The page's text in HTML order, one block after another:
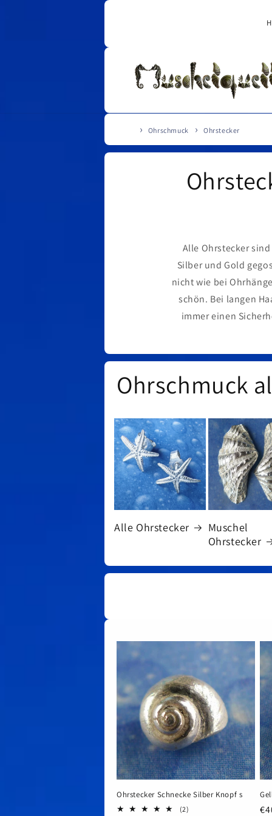
Ohrschmuck Ohrstecker
Alle Ohrstecker
Silber und Gold
nicht wie bei
schön. Bei langen
immer einen
Ohrschmuck
Alle Ohrstecker
Muschel
Ohrstecker
Ohrstecker Schnecke Silber Knopf s
(2)